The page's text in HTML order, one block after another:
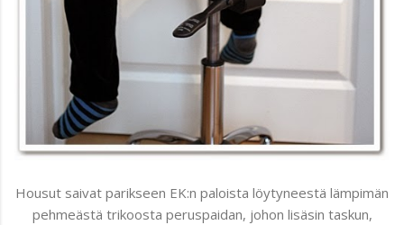
Housut saivat parikseen EK:n paloista löytyneestä lämpimän
pehmeästä trikoosta peruspaidan, johon lisäsin taskun,